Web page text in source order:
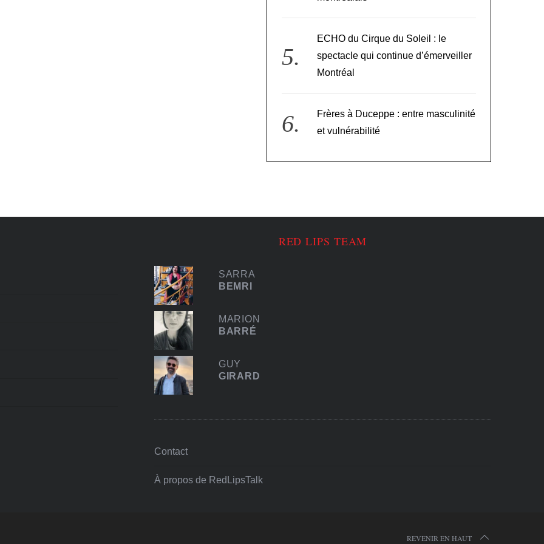
ECHO du Cirque du Soleil : le
spectacle qui continue d’émerveiller
Montréal
Frères à Duceppe : entre masculinité
et vulnérabilité
RED LIPS TEAM
SARRA
BEMRI
MARION
BARRÉ
GUY
GIRARD
Contact
À propos de RedLipsTalk
REVENIR EN HAUT